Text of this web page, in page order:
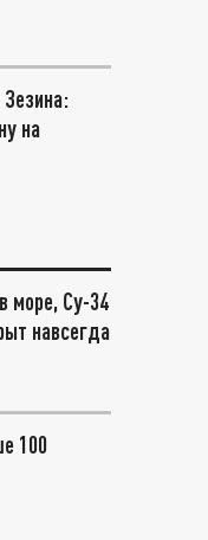
на
море, Су-34
навсегда
100